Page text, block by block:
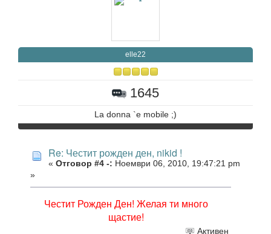
elle22
1645
La donna `e mobile ;)
Re: Честит рожден ден, nikid !
« Отговор #4 -: Ноември 06, 2010, 19:47:21 pm
»
Честит Рожден Ден! Желая ти много
щастие!
Активен